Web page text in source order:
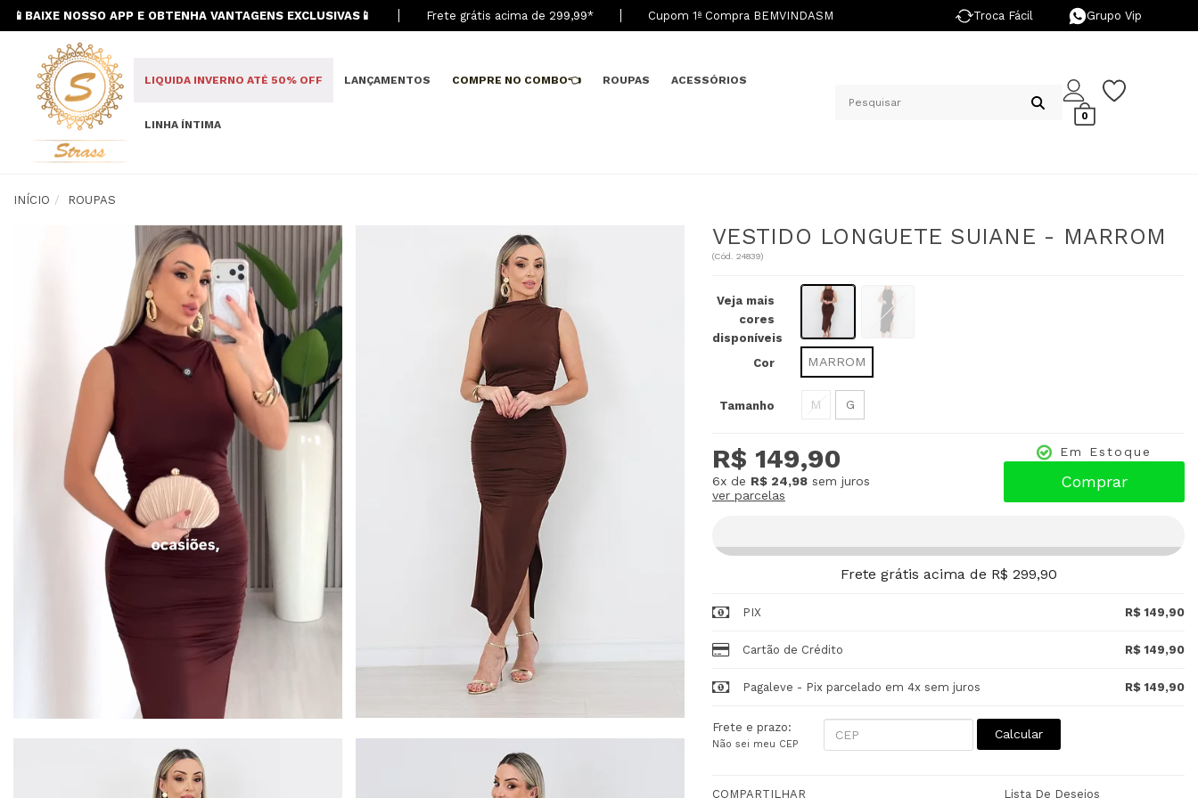
📱BAIXE NOSSO APP E OBTENHA VANTAGENS EXCLUSIVAS📱 Frete grátis acima de 299,99* Cupom 1ª Compra BEMVINDASM Troca Fácil Grupo Vip
LIQUIDA INVERNO ATÉ 50% OFF LANÇAMENTOS COMPRE NO COMBO👈 ROUPAS ACESSÓRIOS
LINHA ÍNTIMA
0
INÍCIO ROUPAS
VESTIDO LONGUETE SUIANE - MARROM
(Cód. 24839)
Veja mais
cores
disponíveis
Cor
MARROM
Tamanho M G
R$ 149,90
6x de R$ 24,98 sem juros
ver parcelas
Em Estoque
Comprar
Frete grátis acima de R$ 299,90
PIX R$ 149,90
Cartão de Crédito R$ 149,90
Pagaleve - Pix parcelado em 4x sem juros R$ 149,90
Frete e prazo:
Não sei meu CEP
Calcular
COMPARTILHAR Lista De Desejos